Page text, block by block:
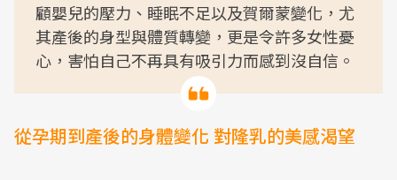
顧嬰兒的壓力、睡眠不足以及賀爾蒙變化，尤
其產後的身型與體質轉變，更是令許多女性憂
心，害怕自己不再具有吸引力而感到沒自信。
從孕期到產後的身體變化 對隆乳的美感渴望